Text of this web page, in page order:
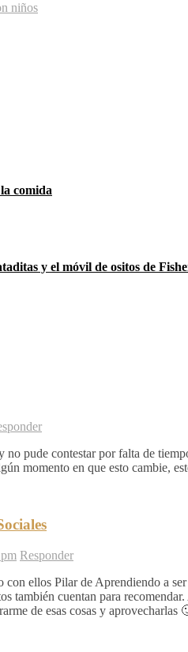
niños
comida
y el móvil de ositos de
pude contestar por falta de
momento en que esto cambie,
Responder
con ellos Pilar de Aprendiendo a
también cuentan para
de esas cosas y aprovecharlas